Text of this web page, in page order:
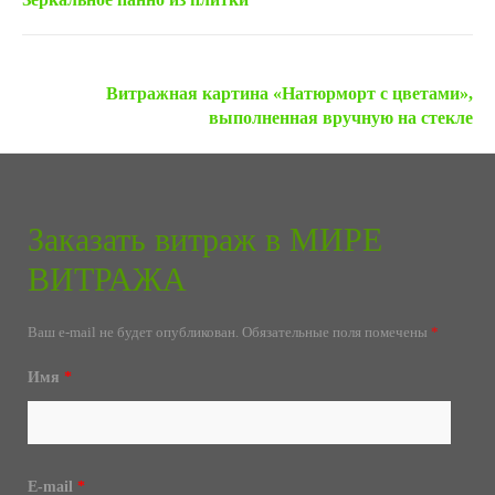
Витражная картина «Натюрморт с цветами»,
выполненная вручную на стекле
Заказать витраж в МИРЕ
ВИТРАЖА
Ваш e-mail не будет опубликован. Обязательные поля помечены *
Имя *
E-mail *